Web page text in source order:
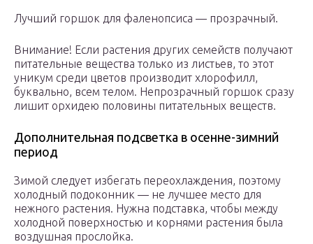
Лучший горшок для фаленопсиса — прозрачный.
Внимание! Если растения других семейств получают
питательные вещества только из листьев, то этот
уникум среди цветов производит хлорофилл,
буквально, всем телом. Непрозрачный горшок сразу
лишит орхидею половины питательных веществ.
Дополнительная подсветка в осенне-зимний
период
Зимой следует избегать переохлаждения, поэтому
холодный подоконник — не лучшее место для
нежного растения. Нужна подставка, чтобы между
холодной поверхностью и корнями растения была
воздушная прослойка.